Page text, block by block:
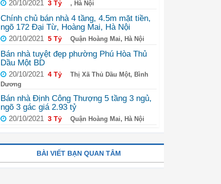
20/10/2021 3 Tỷ , Hà Nội
Chính chủ bán nhà 4 tầng, 4.5m mặt tiền,
ngõ 172 Đại Từ, Hoàng Mai, Hà Nội
20/10/2021 5 Tỷ Quận Hoàng Mai, Hà Nội
Bán nhà tuyệt đẹp phường Phú Hòa Thủ
Dầu Một BD
20/10/2021 4 Tỷ
Thị Xã Thủ Dầu Một, Bình
Dương
Bán nhà Định Công Thượng 5 tầng 3 ngủ,
ngõ 3 gác giá 2.93 tỷ
20/10/2021 3 Tỷ Quận Hoàng Mai, Hà Nội
BÀI VIẾT BẠN QUAN TÂM